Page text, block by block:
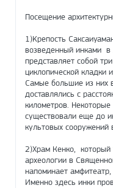
Посещение
1)Kрепость
возведенный инками в
представляет собой
циклопической кладки
Самые большие из них
доставлялись с
километров.
существовали еще до
культовых сооружений
2)Храм Кенко, который
археологии в
напоминает
Именно здесь инки